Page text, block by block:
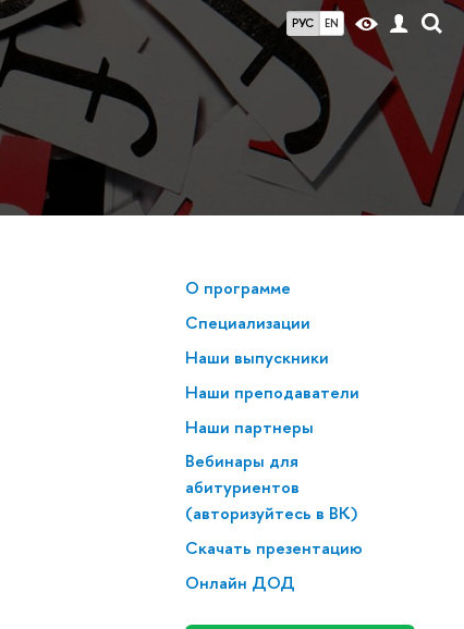
РУС EN
О программе
Специализации
Наши выпускники
Наши преподаватели
Наши партнеры
Вебинары для
абитуриентов
(авторизуйтесь в ВК)
Скачать презентацию
Онлайн ДОД